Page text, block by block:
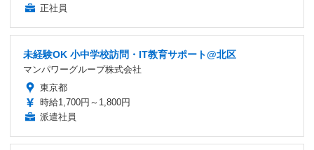
正社員
未経験OK 小中学校訪問・IT教育サポート@北区
マンパワーグループ株式会社
東京都
時給1,700円～1,800円
派遣社員